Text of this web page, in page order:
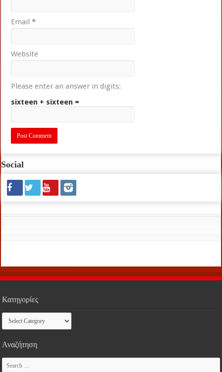
Email*
Website
Please enter an answer in digits:
sixteen + sixteen =
Social
Κατηγορίες
Κατηγορίες
Αναζήτηση